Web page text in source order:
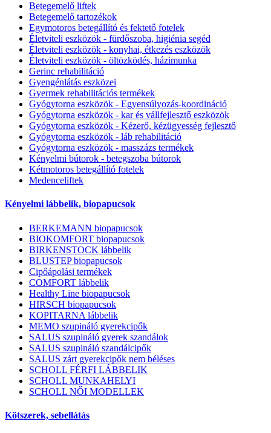
Betegemelő liftek
Betegemelő tartozékok
Egymotoros betegállító és fektető fotelek
Életviteli eszközök - fürdőszoba, higiénia segéd
Életviteli eszközök - konyhai, étkezés eszközök
Életviteli eszközök - öltözködés, házimunka
Gerinc rehabilitáció
Gyengénlátás eszközei
Gyermek rehabilitációs termékek
Gyógytorna eszközök - Egyensúlyozás-koordináció
Gyógytorna eszközök - kar és vállfejlesztő eszközök
Gyógytorna eszközök - Kézerő, kézügyesség fejlesztő
Gyógytorna eszközök - láb rehabilitáció
Gyógytorna eszközök - masszázs termékek
Kényelmi bútorok - betegszoba bútorok
Kétmotoros betegállító fotelek
Medenceliftek
Kényelmi lábbelik, biopapucsok
BERKEMANN biopapucsok
BIOKOMFORT biopapucsok
BIRKENSTOCK lábbelik
BLUSTEP biopapucsok
Cipőápolási termékek
COMFORT lábbelik
Healthy Line biopapucsok
HIRSCH biopapucsok
KOPITARNA lábbelik
MEMO szupináló gyerekcipők
SALUS szupináló gyerek szandálok
SALUS szupináló szandálcipők
SALUS zárt gyerekcipők nem béléses
SCHOLL FÉRFI LÁBBELIK
SCHOLL MUNKAHELYI
SCHOLL NŐI MODELLEK
Kötszerek, sebellátás